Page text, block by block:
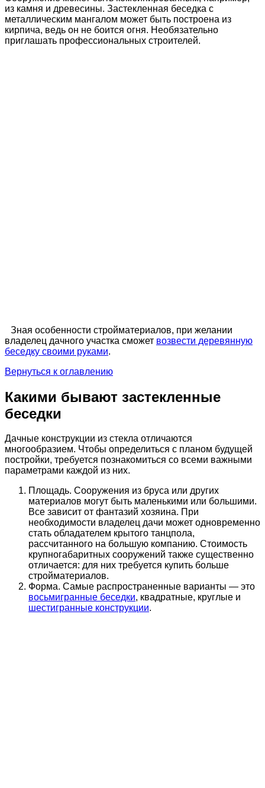
из камня и древесины. Застекленная беседка с
металлическим мангалом может быть построена из
кирпича, ведь он не боится огня. Необязательно
приглашать профессиональных строителей.
Зная особенности стройматериалов, при желании
владелец дачного участка сможет возвести деревянную
беседку своими руками.
Вернуться к оглавлению
Какими бывают застекленные
беседки
Дачные конструкции из стекла отличаются
многообразием. Чтобы определиться с планом будущей
постройки, требуется познакомиться со всеми важными
параметрами каждой из них.
Площадь. Сооружения из бруса или других
материалов могут быть маленькими или большими.
Все зависит от фантазий хозяина. При
необходимости владелец дачи может одновременно
стать обладателем крытого танцпола,
рассчитанного на большую компанию. Стоимость
крупногабаритных сооружений также существенно
отличается: для них требуется купить больше
стройматериалов.
Форма. Самые распространенные варианты — это
восьмигранные беседки, квадратные, круглые и
шестигранные конструкции.